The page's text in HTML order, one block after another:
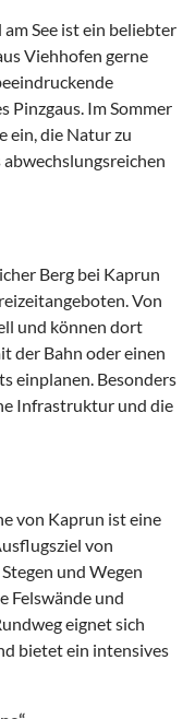
See ist ein beliebter
Viehhofen gerne
Pinzgaus. Im Sommer
ein, die Natur zu
Berg bei Kaprun
Von
und können dort
der Bahn oder einen
einplanen. Besonders
Infrastruktur und die
von Kaprun ist eine
von
und Wegen
Felswände und
eignet sich
bietet ein intensives